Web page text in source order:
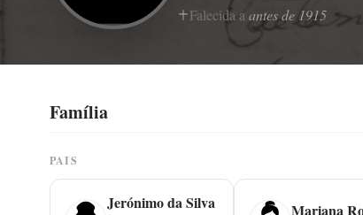
Falecida a antes de 1915
Família
PAIS
Jerónimo da Silva Mariana